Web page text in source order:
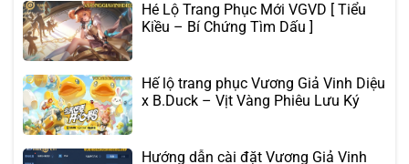
Hé Lộ Trang Phục Mới VGVD [ Tiểu
Kiều – Bí Chứng Tìm Dấu ]
Hế lộ trang phục Vương Giả Vinh Diệu
x B.Duck – Vịt Vàng Phiêu Lưu Ký
Hướng dẫn cài đặt Vương Giả Vinh